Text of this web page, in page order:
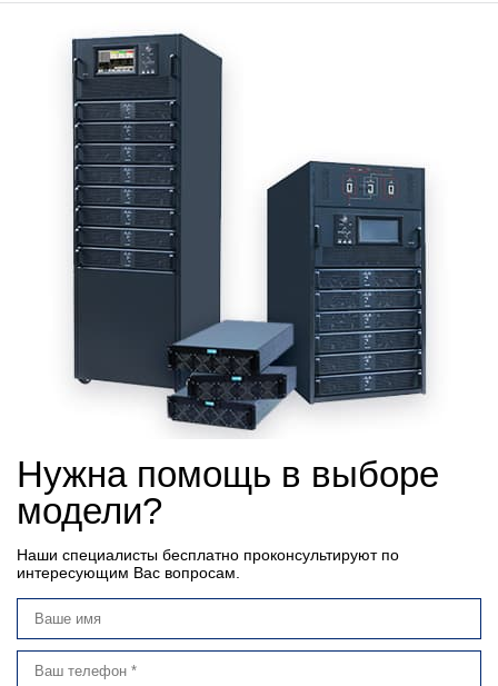
Нужна помощь в выборе
модели?
Наши специалисты бесплатно проконсультируют по
интересующим Вас вопросам.